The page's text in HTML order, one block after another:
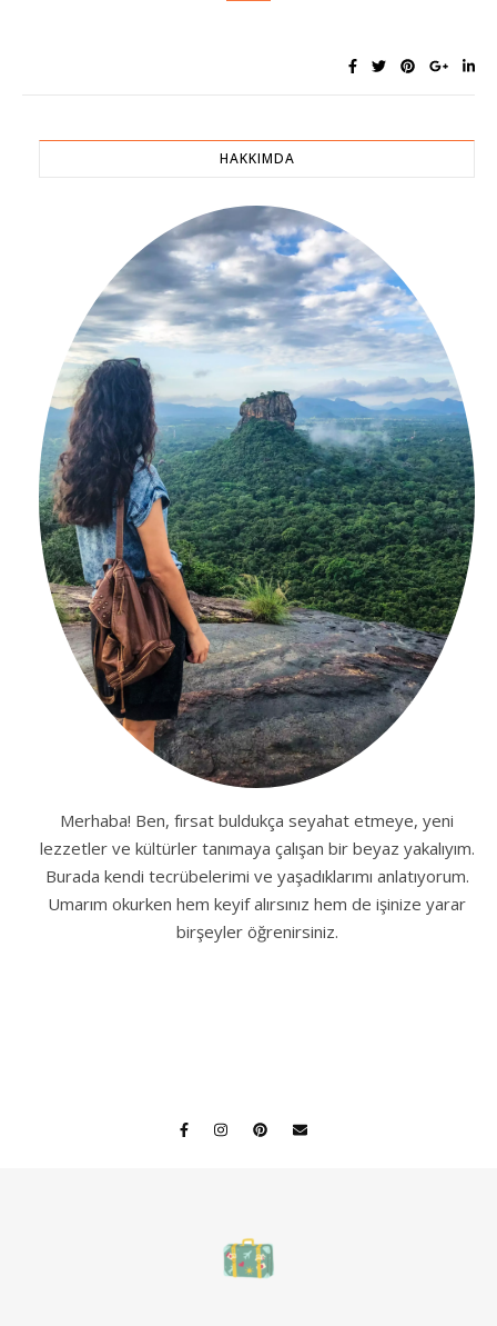
HAKKIMDA
Merhaba! Ben, fırsat buldukça seyahat etmeye, yeni
lezzetler ve kültürler tanımaya çalışan bir beyaz yakalıyım.
Burada kendi tecrübelerimi ve yaşadıklarımı anlatıyorum.
Umarım okurken hem keyif alırsınız hem de işinize yarar
birşeyler öğrenirsiniz.